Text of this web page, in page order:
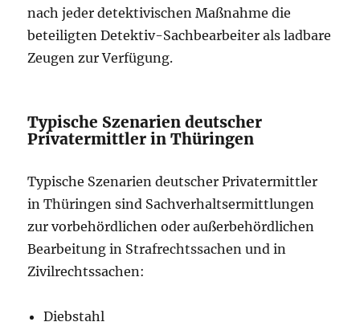
nach jeder detektivischen Maßnahme die
beteiligten Detektiv-Sachbearbeiter als ladbare
Zeugen zur Verfügung.
Typische Szenarien deutscher
Privatermittler in Thüringen
Typische Szenarien deutscher Privatermittler
in Thüringen sind Sachverhaltsermittlungen
zur vorbehördlichen oder außerbehördlichen
Bearbeitung in Strafrechtssachen und in
Zivilrechtssachen:
Diebstahl